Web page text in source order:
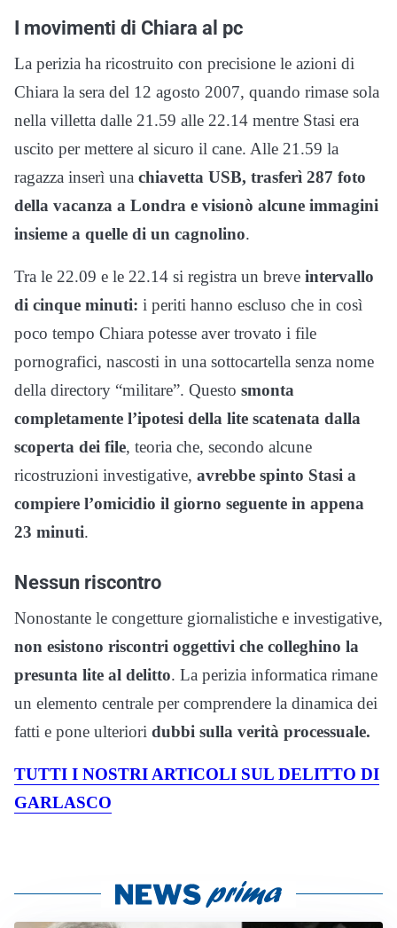
I movimenti di Chiara al pc
La perizia ha ricostruito con precisione le azioni di
Chiara la sera del 12 agosto 2007, quando rimase sola
nella villetta dalle 21.59 alle 22.14 mentre Stasi era
uscito per mettere al sicuro il cane. Alle 21.59 la
ragazza inserì una chiavetta USB, trasferì 287 foto
della vacanza a Londra e visionò alcune immagini
insieme a quelle di un cagnolino.
Tra le 22.09 e le 22.14 si registra un breve intervallo
di cinque minuti: i periti hanno escluso che in così
poco tempo Chiara potesse aver trovato i file
pornografici, nascosti in una sottocartella senza nome
della directory “militare”. Questo smonta
completamente l’ipotesi della lite scatenata dalla
scoperta dei file, teoria che, secondo alcune
ricostruzioni investigative, avrebbe spinto Stasi a
compiere l’omicidio il giorno seguente in appena
23 minuti.
Nessun riscontro
Nonostante le congetture giornalistiche e investigative,
non esistono riscontri oggettivi che colleghino la
presunta lite al delitto. La perizia informatica rimane
un elemento centrale per comprendere la dinamica dei
fatti e pone ulteriori dubbi sulla verità processuale.
TUTTI I NOSTRI ARTICOLI SUL DELITTO DI
GARLASCO